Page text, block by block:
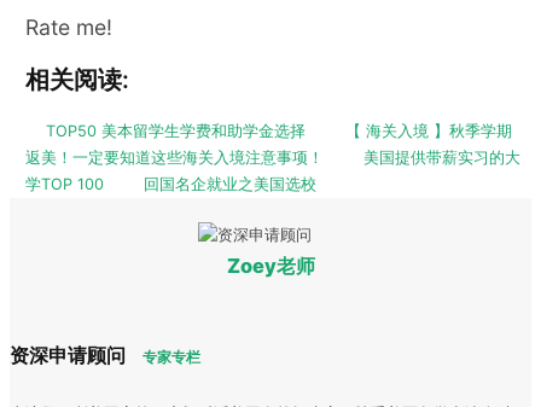
Rate me!
相关阅读:
TOP50 美本留学生学费和助学金选择
【 海关入境 】秋季学期
返美！一定要知道这些海关入境注意事项！
美国提供带薪实习的大
学TOP 100
回国名企就业之美国选校
Zoey老师
资深申请顾问 专家专栏